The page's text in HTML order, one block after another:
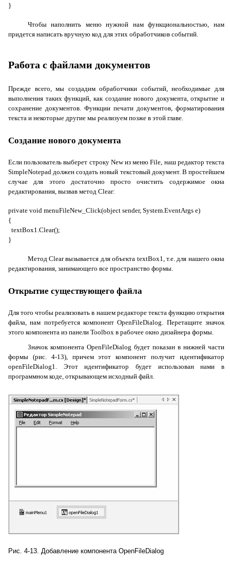
}
Чтобы наполнить меню нужной нам функциональностью, нам
придется написать вручную код для этих обработчиков событий.
Работа с файлами документов
Прежде всего, мы создадим обработчики событий, необходимые для
выполнения таких функций, как создание нового документа, открытие и
сохранение документов. Функции печати документов, форматирования
текста и некоторые другие мы реализуем позже в этой главе.
Создание нового документа
Если пользователь выберет строку Newиз менюFile , наш редактор текста
SimpleNotepad должен создать новый текстовый документ. В простейшем
случае для этого достаточно просто очистить содержимое окна
редактирования, вызвав метод Clear:
private void menuFileNew_Click(object sender, System.EventArgs e)
{
textBox1.Clear();
}
МетодClearвызывается для объекта textBox1 , т.е. для нашего окна
редактирования, занимающего все пространство формы.
Открытие существующего файла
Для того чтобы реализовать в нашем редакторе текста функцию открытия
файла, нам потребуется компонентOpenFileDialog . Перетащите значок
этого компонента из панели Toolbox в рабочее окно дизайнера формы.
Значок компонента OpenFileDialog будет показан в нижней части
формы (рис. 4-13), причем этот компонент получит идентификатор
openFileDialog1
. Этот идентификатор будет использован нами в
программном коде, открывающем исходный файл.
Рис. 4-13. Добавление компонента OpenFileDialog